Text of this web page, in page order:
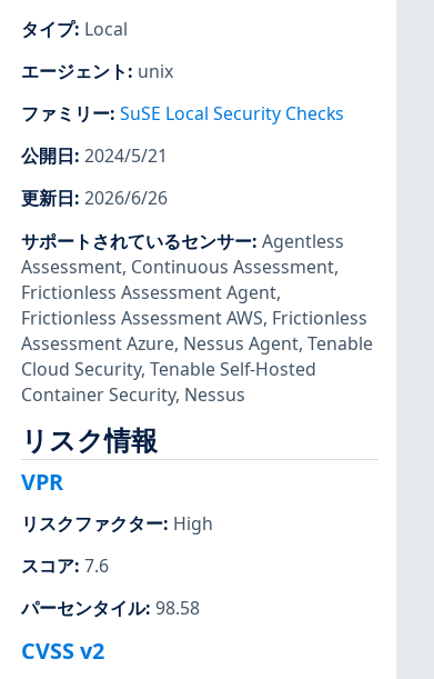
タイプ: Local
エージェント: unix
ファミリー: SuSE Local Security Checks
公開日: 2024/5/21
更新日: 2026/6/26
サポートされているセンサー: Agentless
Assessment, Continuous Assessment,
Frictionless Assessment Agent,
Frictionless Assessment AWS, Frictionless
Assessment Azure, Nessus Agent, Tenable
Cloud Security, Tenable Self-Hosted
Container Security, Nessus
リスク情報
VPR
リスクファクター: High
スコア: 7.6
パーセンタイル: 98.58
CVSS v2